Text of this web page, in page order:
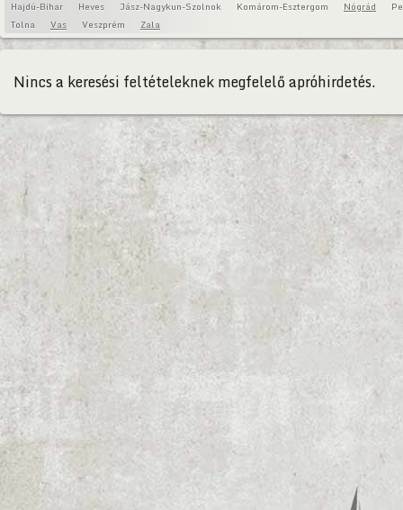
Hajdú-Bihar
Heves Jász-Nagykun-Szolnok Komárom-Esztergom Nógrád
Tolna
Vas Veszprém Zala
Nincs a keresési feltételeknek megfelelő apróhirdetés.